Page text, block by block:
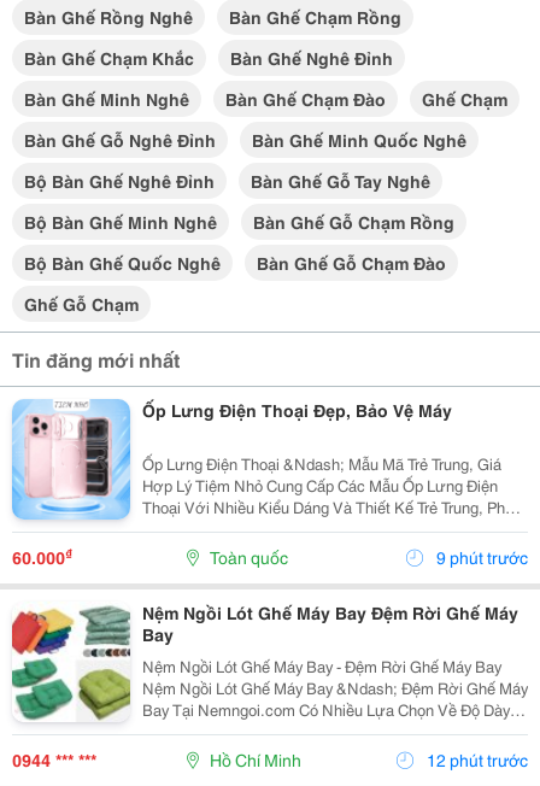
Bàn Ghế Rồng Nghê
Bàn Ghế Chạm Rồng
Bàn Ghế Chạm Khắc
Bàn Ghế Nghê Đỉnh
Bàn Ghế Minh Nghê
Bàn Ghế Chạm Đào
Ghế Chạm
Bàn Ghế Gỗ Nghê Đỉnh
Bàn Ghế Minh Quốc Nghê
Bộ Bàn Ghế Nghê Đỉnh
Bàn Ghế Gỗ Tay Nghê
Bộ Bàn Ghế Minh Nghê
Bàn Ghế Gỗ Chạm Rồng
Bộ Bàn Ghế Quốc Nghê
Bàn Ghế Gỗ Chạm Đào
Ghế Gỗ Chạm
Tin đăng mới nhất
Ốp Lưng Điện Thoại Đẹp, Bảo Vệ Máy
Ốp Lưng Điện Thoại &Ndash; Mẫu Mã Trẻ Trung, Giá
Hợp Lý Tiệm Nhỏ Cung Cấp Các Mẫu Ốp Lưng Điện
Thoại Với Nhiều Kiểu Dáng Và Thiết Kế Trẻ Trung, Phù
Hợp Với Học Sinh, Sinh Viên Và Người Dùng Yêu Thích
Phụ Kiện Điện Thoại. Ốp Được Thiết Kế Vừa Vặn...
60.000₫ Toàn quốc 9 phút trước
Nệm Ngồi Lót Ghế Máy Bay Đệm Rời Ghế Máy
Bay
Nệm Ngồi Lót Ghế Máy Bay - Đệm Rời Ghế Máy Bay
Nệm Ngồi Lót Ghế Máy Bay &Ndash; Đệm Rời Ghế Máy
Bay Tại Nemngoi.com Có Nhiều Lựa Chọn Về Độ Dày,
Ruột Nệm, Chất Liệu Vỏ Và Kích Thước Để Đáp Ứng
Nhu Cầu Người Mua. Sản Phẩm Đang Có Khuyến Mãi,
Ưu Đãi...
0944 *** *** Hồ Chí Minh 12 phút trước